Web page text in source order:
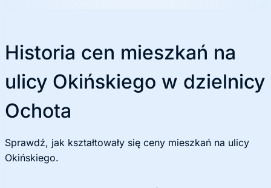
Historia cen mieszkań na
ulicy Okińskiego w dzielnicy
Ochota
Sprawdź, jak kształtowały się ceny mieszkań na ulicy
Okińskiego.